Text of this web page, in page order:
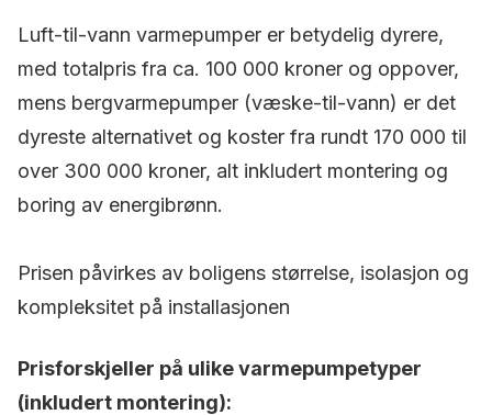
Luft-til-vann varmepumper er betydelig dyrere,
med totalpris fra ca. 100 000 kroner og oppover,
mens bergvarmepumper (væske-til-vann) er det
dyreste alternativet og koster fra rundt 170 000 til
over 300 000 kroner, alt inkludert montering og
boring av energibrønn.
Prisen påvirkes av boligens størrelse, isolasjon og
kompleksitet på installasjonen
Prisforskjeller på ulike varmepumpetyper
(inkludert montering):